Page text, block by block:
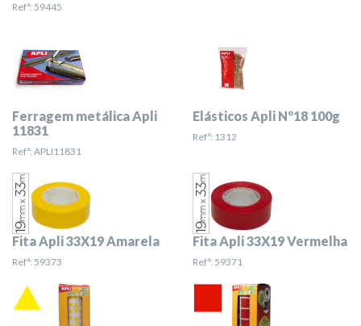
Refª: 59445
Ferragem metálica Apli
11831
Refª: APLI11831
Elásticos Apli Nº18 100g
Refª: 1312
Fita Apli 33X19 Amarela
Refª: 59373
Fita Apli 33X19 Vermelha
Refª: 59371